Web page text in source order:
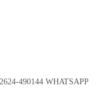
490144 WHATSAPP